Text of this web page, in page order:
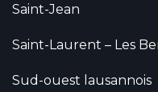
Saint-Jean
Saint-Laurent – Les
Sud-ouest lausannois